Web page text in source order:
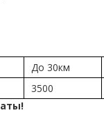
До 30км
3500